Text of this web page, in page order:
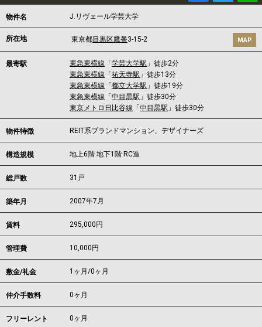
物件名 J.リヴェール学芸大学
所在地 東京都目黒区鷹番3-15-2 MAP
最寄駅 東急東横線 「学芸大学駅 」徒歩2分
東急東横線 「祐天寺駅 」徒歩13分
東急東横線 「都立大学駅 」徒歩19分
東急東横線 「中目黒駅 」徒歩30分
東京メトロ日比谷線 「中目黒駅 」徒歩30分
物件特徴 REIT系ブランドマンション、デザイナーズ
構造規模 地上6階 地下1階 RC造
総戸数 31戸
築年月 2007年7月
賃料 295,000 円
管理費 10,000円
敷金/礼金 1ヶ月/0ヶ月
仲介手数料 0ヶ月
フリーレント 0ヶ月